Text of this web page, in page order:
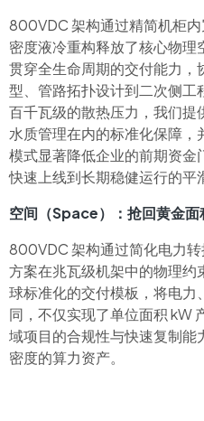
800VDC 架构通过精简机柜
密度液冷重构释放了核心物
贯穿全生命周期的交付能力，
型、管路拓扑设计到二次侧
百千瓦级的散热压力，我们提
水质管理在内的标准化保障，
模式显著降低企业的前期资金
快速上线到长期稳健运行的平
空间（Space）：抢回黄金面
800VDC 架构通过简化电力
方案在兆瓦级机架中的物理约
球标准化的交付模板，将电
同，不仅实现了单位面积 kW
域项目的合规性与快速复制能
密度的算力资产。